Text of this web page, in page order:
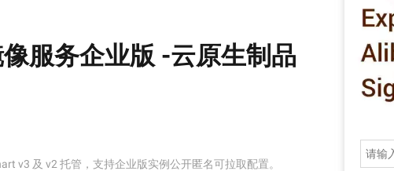
服务企业版 -云原生制品
v3 及 v2 托管，支持企业版实例公开匿名可拉取配置。